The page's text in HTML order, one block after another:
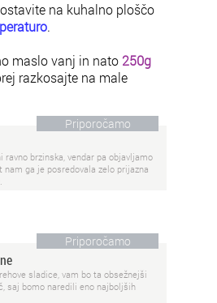
na kuhalno ploščo
.
maslo vanj in nato 250g
razkosajte na male
Priporočamo
ravno brzinska, vendar pa objavljamo
nam ga je posredovala zelo prijazna
Priporočamo
sladice, vam bo ta obsežnejši
saj bomo naredili eno najboljših